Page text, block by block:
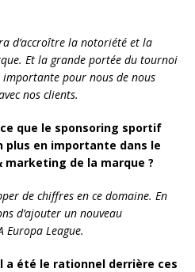
d’accroître la notoriété et la
Et la grande portée du tournoi
pour nous de nous
nos clients.
que le sponsoring sportif
plus en importante dans le
de la marque ?
de chiffres en ce domaine. En
d’ajouter un nouveau
Europa League.
a été le rationnel derrière ces